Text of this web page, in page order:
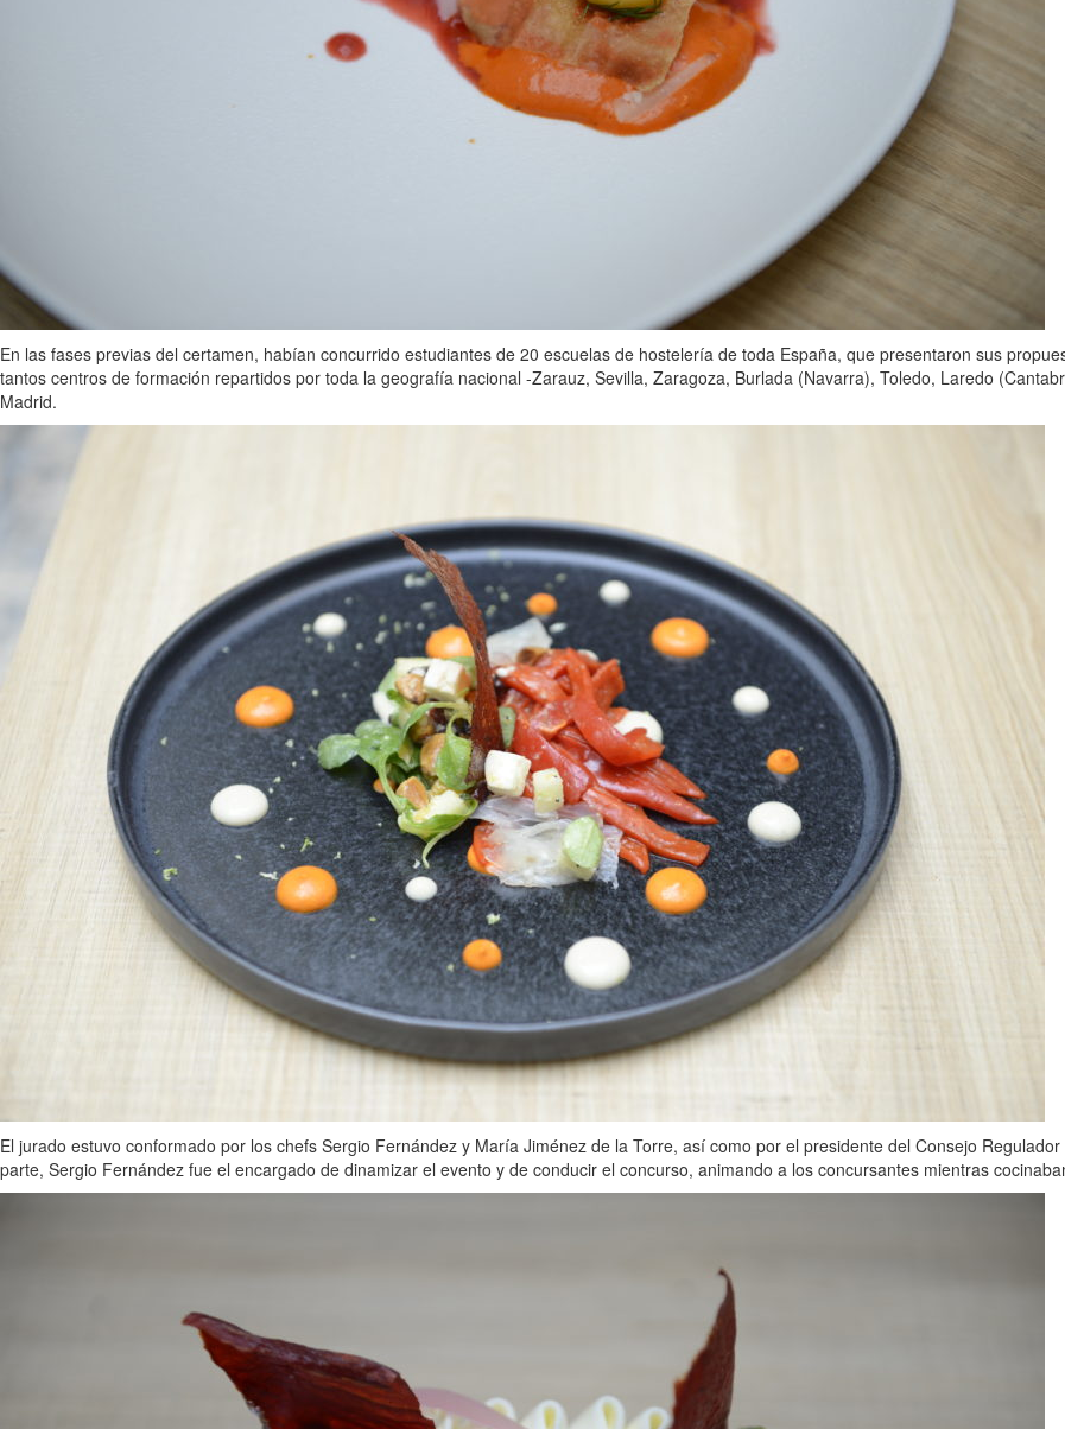
En las fases previas del certamen, habían concurrido estudiantes de 20 escuelas de hostelería de toda España, que presentaron sus
tantos centros de formación repartidos por toda la geografía nacional -Zarauz, Sevilla, Zaragoza, Burlada (Navarra), Toledo, Laredo
Madrid.
El jurado estuvo conformado por los chefs Sergio Fernández y María Jiménez de la Torre, así como por el presidente del Consejo
parte, Sergio Fernández fue el encargado de dinamizar el evento y de conducir el concurso, animando a los concursantes mientras